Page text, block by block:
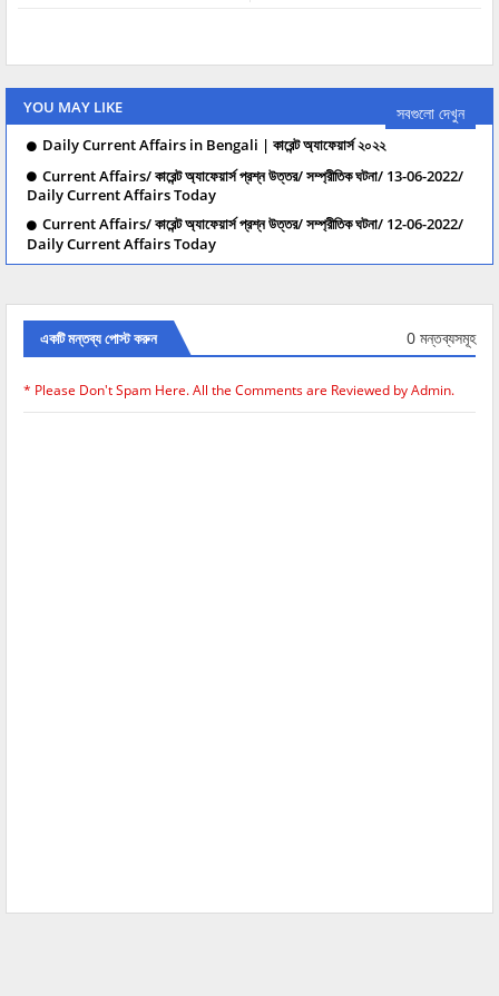
YOU MAY LIKE সবগুলো দেখুন
Daily Current Affairs in Bengali | কারেন্ট অ্যাফেয়ার্স ২০২২
Current Affairs/ কারেন্ট অ্যাফেয়ার্স প্রশ্ন উত্তর/ সম্প্রীতিক ঘটনা/ 13-06-2022/
Daily Current Affairs Today
Current Affairs/ কারেন্ট অ্যাফেয়ার্স প্রশ্ন উত্তর/ সম্প্রীতিক ঘটনা/ 12-06-2022/
Daily Current Affairs Today
একটি মন্তব্য পোস্ট করুন 0 মন্তব্যসমূহ
* Please Don't Spam Here. All the Comments are Reviewed by Admin.